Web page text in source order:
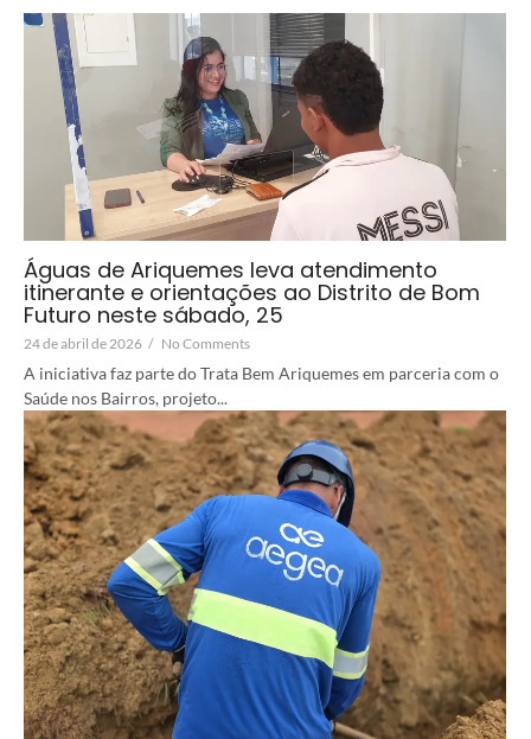
Águas de Ariquemes leva atendimento
itinerante e orientações ao Distrito de Bom
Futuro neste sábado, 25
24 de abril de 2026 / No Comments
A iniciativa faz parte do Trata Bem Ariquemes em parceria com o
Saúde nos Bairros, projeto...